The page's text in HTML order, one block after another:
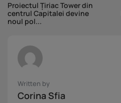
Proiectul Țiriac Tower din
centrul Capitalei devine
noul pol...
Written by
Corina Sfia